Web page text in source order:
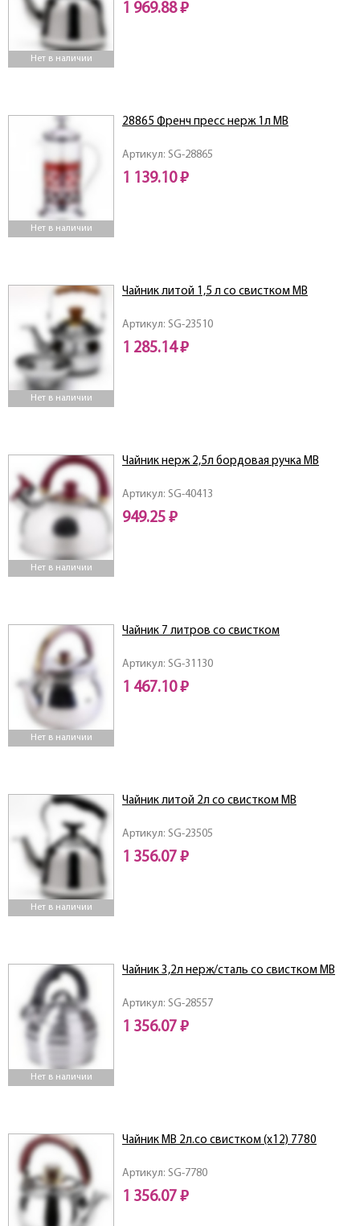
Нет в наличии
1 969.88 ₽
Нет в наличии
Артикул: SG-28865
28865 Френч пресс нерж 1л MB
1 139.10 ₽
Нет в наличии
Артикул: SG-23510
Чайник литой 1,5 л со свистком МВ
1 285.14 ₽
Нет в наличии
Артикул: SG-40413
Чайник нерж 2,5л бордовая ручка MB
949.25 ₽
Нет в наличии
Артикул: SG-31130
Чайник 7 литров со свистком
1 467.10 ₽
Нет в наличии
Артикул: SG-23505
Чайник литой 2л со свистком МВ
1 356.07 ₽
Нет в наличии
Артикул: SG-28557
Чайник 3,2л нерж/сталь со свистком MB
1 356.07 ₽
Артикул: SG-7780
Чайник MB 2л.со свистком (х12) 7780
1 356.07 ₽